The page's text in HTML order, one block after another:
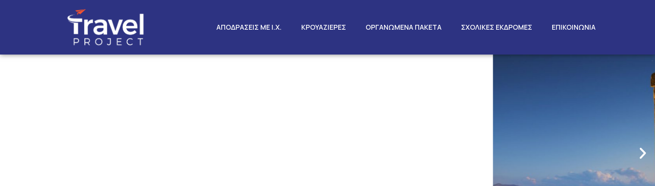
ΑΠΟΔΡΑΣΕΙΣ ΜΕ Ι.Χ. ΚΡΟΥΑΖΙΕΡΕΣ ΟΡΓΑΝΩΜΕΝΑ ΠΑΚΕΤΑ ΣΧΟΛΙΚΕΣ ΕΚΔΡΟΜΕΣ ΕΠΙΚΟΙΝΩΝΙΑ